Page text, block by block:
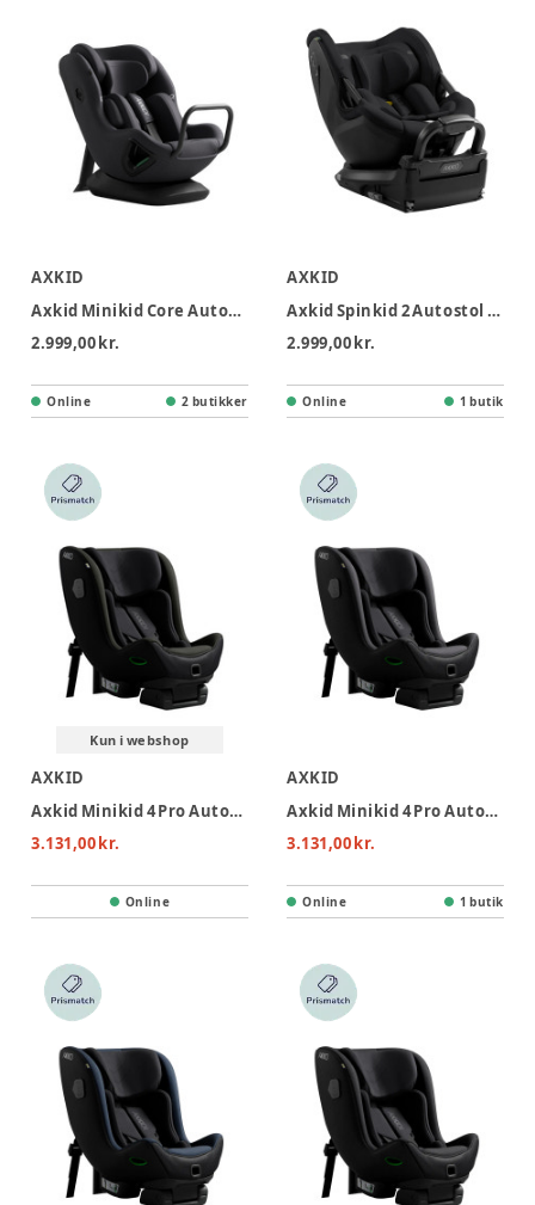
AXKID
Axkid Minikid Core Autostol - Arctic Mist Grey
2.999,00 kr.
Online 2 butikker
AXKID
Axkid Spinkid 2 Autostol - Coastal Storm Black
2.999,00 kr.
Online 1 butik
Kun i webshop
AXKID
Axkid Minikid 4 Pro Autostol - Forest Moss Green
3.131,00 kr.
Online
AXKID
Axkid Minikid 4 Pro Autostol - Arctic Mist Grey
3.131,00 kr.
Online 1 butik